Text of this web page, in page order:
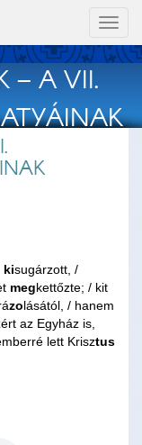
– A VII.
kisugárzott, /
megkettőzte; / kit
zolásától, / hanem
az Egyház is,
lett Krisztus